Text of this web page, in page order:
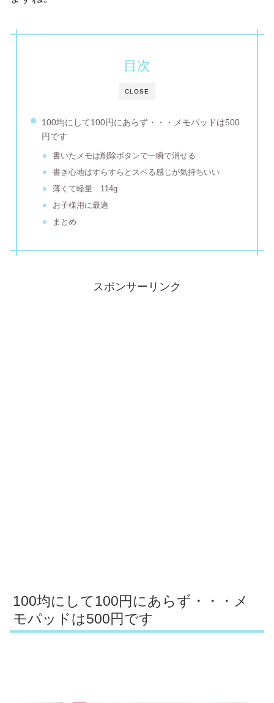
CLOSE
目次
100均にして100円にあらず・・・メモパッドは500
円です
書いたメモは削除ボタンで一瞬で消せる
書き心地はすらすらとスベる感じが気持ちいい
薄くて軽量 114g
お子様用に最適
まとめ
スポンサーリンク
100均にして100円にあらず・・・メ
モパッドは500円です